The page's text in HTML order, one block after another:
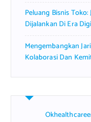
Peluang Bisnis
Dijalankan Di Era
Mengembangkan
Kolaborasi Dan